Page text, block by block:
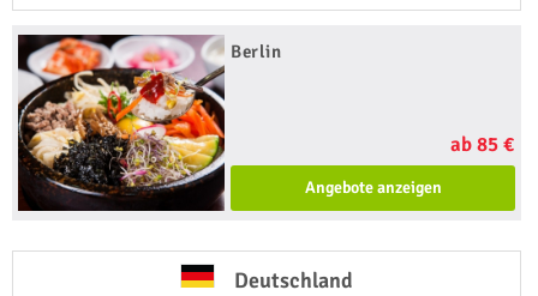
Berlin
ab 85 €
Angebote anzeigen
Deutschland